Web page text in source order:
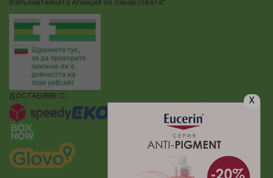
X
Изпълнителната Агенция по Лекарствата"
ДОСТАВЯМЕ С: